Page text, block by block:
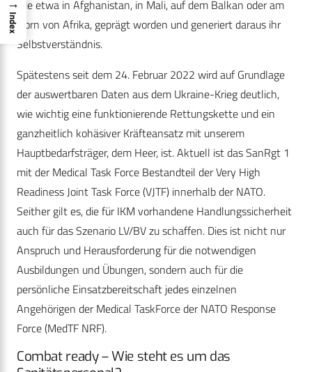
wie etwa in Afghanistan, in Mali, auf dem Balkan oder am
Horn von Afrika, geprägt worden und generiert daraus ihr
Selbstverständnis.
Spätestens seit dem 24. Februar 2022 wird auf Grundlage
der auswertbaren Daten aus dem Ukraine-Krieg deutlich,
wie wichtig eine funktionierende Rettungskette und ein
ganzheitlich kohäsiver Kräfteansatz mit unserem
Hauptbedarfsträger, dem Heer, ist. Aktuell ist das SanRgt 1
mit der Medical Task Force Bestandteil der Very High
Readiness Joint Task Force (VJTF) innerhalb der NATO.
Seither gilt es, die für IKM vorhandene Handlungssicherheit
auch für das Szenario LV/BV zu schaffen. Dies ist nicht nur
Anspruch und Herausforderung für die notwendigen
Ausbildungen und Übungen, sondern auch für die
persönliche Einsatzbereitschaft jedes einzelnen
Angehörigen der Medical TaskForce der NATO Response
Force (MedTF NRF).
Combat ready – Wie steht es um das
Index